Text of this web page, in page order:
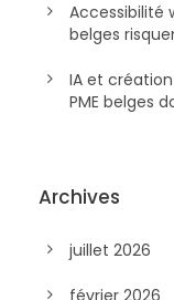
Accessibilité
belges
IA et
PME belges
Archives
juillet 2026